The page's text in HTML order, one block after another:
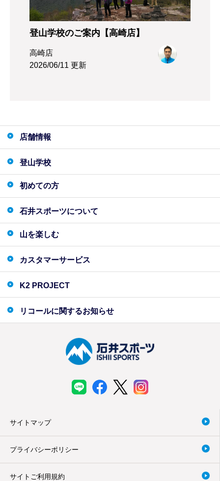
登山学校のご案内【高崎店】
高崎店
2026/06/11 更新
店舗情報
登山学校
初めての方
石井スポーツについて
山を楽しむ
カスタマーサービス
K2 PROJECT
リコールに関するお知らせ
サイトマップ
プライバシーポリシー
サイトご利用規約